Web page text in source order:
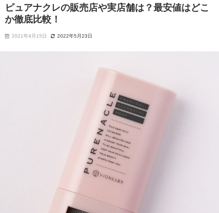
ピュアナクレの販売店や実店舗は？最安値はどこ
か徹底比較！
2021年4月15日 2022年5月23日